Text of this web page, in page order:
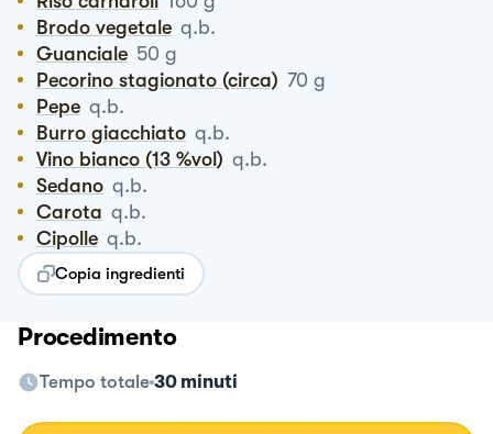
Brodo vegetale q.b.
Guanciale 50 g
Pecorino stagionato (circa) 70 g
Pepe q.b.
Burro giacchiato q.b.
Vino bianco (13 %vol) q.b.
Sedano q.b.
Carota q.b.
Cipolle q.b.
Copia ingredienti
Procedimento
Tempo totale 30 minuti